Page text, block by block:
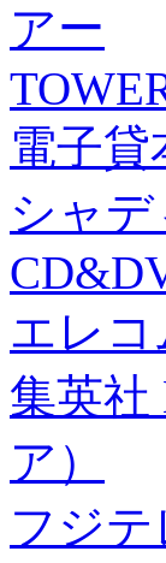
アー
電子貸
シャデ
エレ
集英社
ア）
フジ